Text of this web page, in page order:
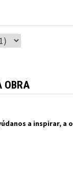
OBRA
a inspirar, a